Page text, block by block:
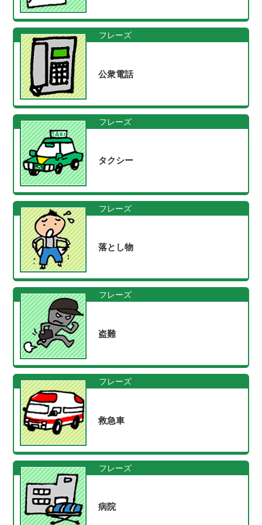
フレーズ
公衆電話
フレーズ
タクシー
フレーズ
落とし物
フレーズ
盗難
フレーズ
救急車
フレーズ
病院